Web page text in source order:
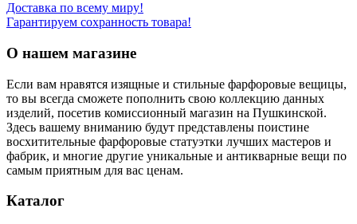
Доставка по всему миру!
Гарантируем сохранность товара!
О нашем магазине
Если вам нравятся изящные и стильные фарфоровые вещицы,
то вы всегда сможете пополнить свою коллекцию данных
изделий, посетив комиссионный магазин на Пушкинской.
Здесь вашему вниманию будут представлены поистине
восхитительные фарфоровые статуэтки лучших мастеров и
фабрик, и многие другие уникальные и антикварные вещи по
самым приятным для вас ценам.
Каталог